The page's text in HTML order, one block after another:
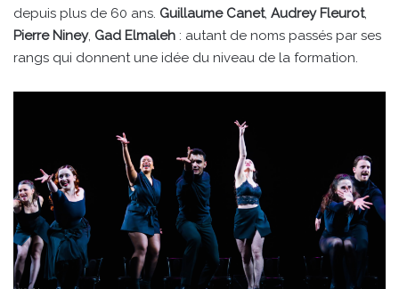
depuis plus de 60 ans. Guillaume Canet, Audrey Fleurot,
Pierre Niney, Gad Elmaleh : autant de noms passés par ses
rangs qui donnent une idée du niveau de la formation.